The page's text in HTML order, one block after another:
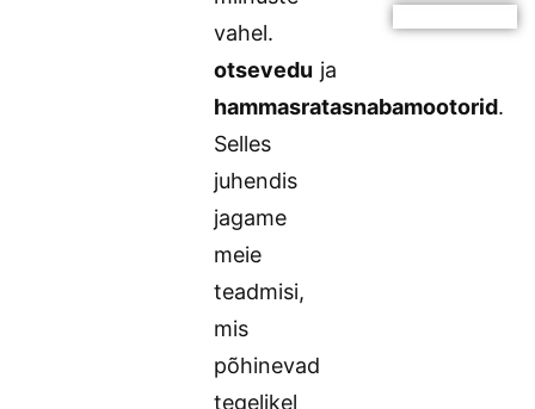
vahel.
otsevedu ja
hammasratasnabamootorid.
Selles
juhendis
jagame
meie
teadmisi,
mis
põhinevad
tegelikel